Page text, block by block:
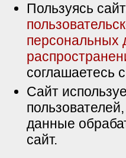
Пользуясь
персональных
соглашаетесь с
Сайт
данные
сайт.